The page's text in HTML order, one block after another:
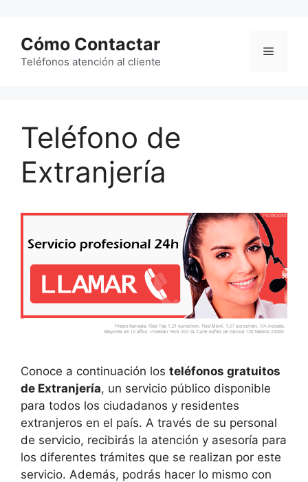
contenido
Cómo Contactar
Teléfonos atención al cliente
Menú
Teléfono de
Extranjería
Conoce a continuación los teléfonos gratuitos
de Extranjería, un servicio público disponible
para todos los ciudadanos y residentes
extranjeros en el país. A través de su personal
de servicio, recibirás la atención y asesoría para
los diferentes trámites que se realizan por este
servicio. Además, podrás hacer lo mismo con